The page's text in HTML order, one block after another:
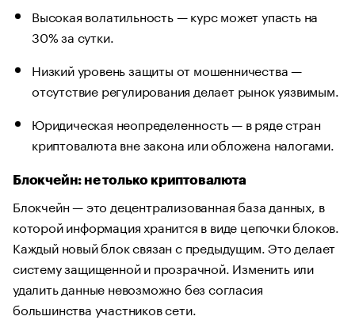
Высокая волатильность — курс может упасть на
30% за сутки.
Низкий уровень защиты от мошенничества —
отсутствие регулирования делает рынок уязвимым.
Юридическая неопределенность — в ряде стран
криптовалюта вне закона или обложена налогами.
Блокчейн: не только криптовалюта
Блокчейн — это децентрализованная база данных, в
которой информация хранится в виде цепочки блоков.
Каждый новый блок связан с предыдущим. Это делает
систему защищенной и прозрачной. Изменить или
удалить данные невозможно без согласия
большинства участников сети.